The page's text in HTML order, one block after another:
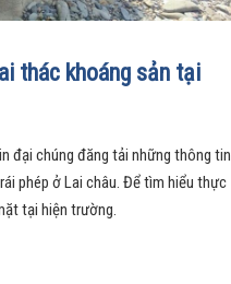
thác khoáng sản tại
đại chúng đăng tải những thông tin
phép ở Lai châu. Để tìm hiểu thực
tại hiện trường.